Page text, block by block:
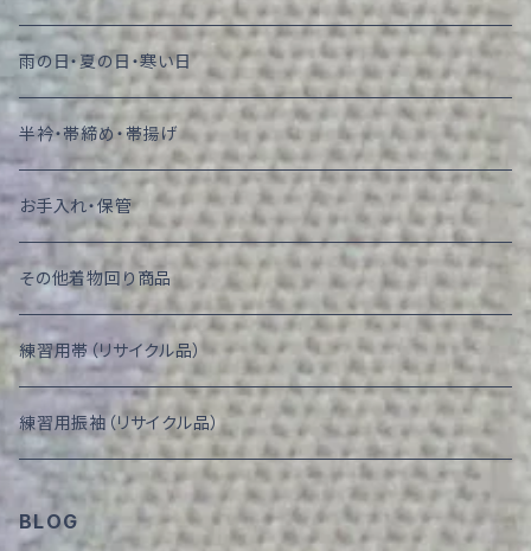
雨の日・夏の日・寒い日
半衿・帯締め・帯揚げ
お手入れ・保管
その他着物回り商品
練習用帯（リサイクル品）
練習用振袖（リサイクル品）
BLOG